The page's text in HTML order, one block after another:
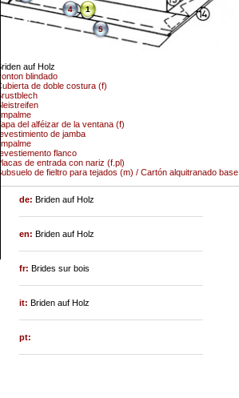
1
auf Holz
blindado
de doble costura (f)
4
5
del alféizar de la ventana (f)
de jamba
flanco
de entrada con nariz (f.pl)
de fieltro para tejados (m) / Cartón alquitranado base
de: Briden auf Holz
en: Briden auf Holz
fr: Brides sur bois
it: Briden auf Holz
pt: